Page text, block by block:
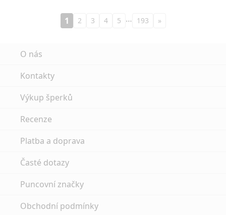
1 2 3 4 5 … 193 »
O nás
Kontakty
Výkup šperků
Recenze
Platba a doprava
Časté dotazy
Puncovní značky
Obchodní podmínky